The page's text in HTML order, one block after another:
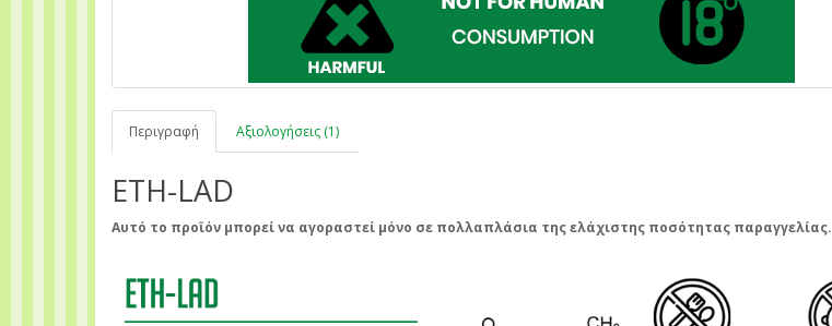
Περιγραφή Αξιολογήσεις (1)
ETH-LAD
Αυτό το προϊόν μπορεί να αγοραστεί μόνο σε πολλαπλάσια της ελάχιστης ποσότητας παραγγελίας.